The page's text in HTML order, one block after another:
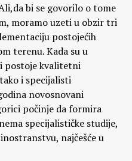
bi se govorilo o tome
moramo uzeti u obzir tri
postojećih
terenu. Kada su u
postoje kvalitetni
i specijalisti
novosnovani
počinje da formira
specijalističke studije,
najčešće u